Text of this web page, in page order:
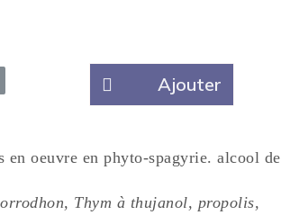
Ajouter
en oeuvre en phyto-spagyrie. alcool de
Thym à thujanol, propolis,